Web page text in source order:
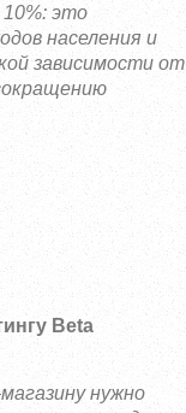
это
населения и
зависимости от
Beta
нужно